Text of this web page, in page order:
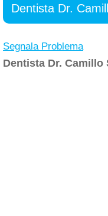
Dentista Dr.
Segnala Problema
Dentista Dr. Camillo